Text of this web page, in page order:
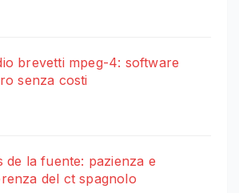
brevetti mpeg-4: software
senza costi
de la fuente: pazienza e
del ct spagnolo